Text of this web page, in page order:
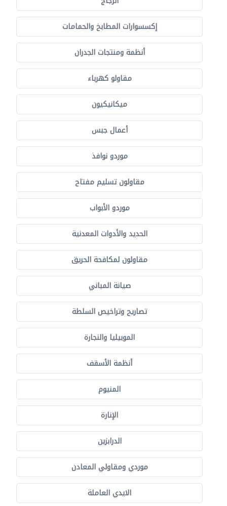
إكسسوارات المطابخ والحمامات
أنظمة ومنتجات الجدران
مقاولو كهرباء
ميكانيكيون
أعمال جبس
موردو نوافذ
مقاولون تسليم مفتاح
موردو الأبواب
الحديد والأدوات المعدنية
مقاولون لمكافحة الحريق
صيانة المباني
تصاريح وتراخيص السلطة
الموبيليا والنجارة
أنظمة الأسقف
المنيوم
الإنارة
الدرابزين
موردي ومقاولي المعادن
الايدي العاملة